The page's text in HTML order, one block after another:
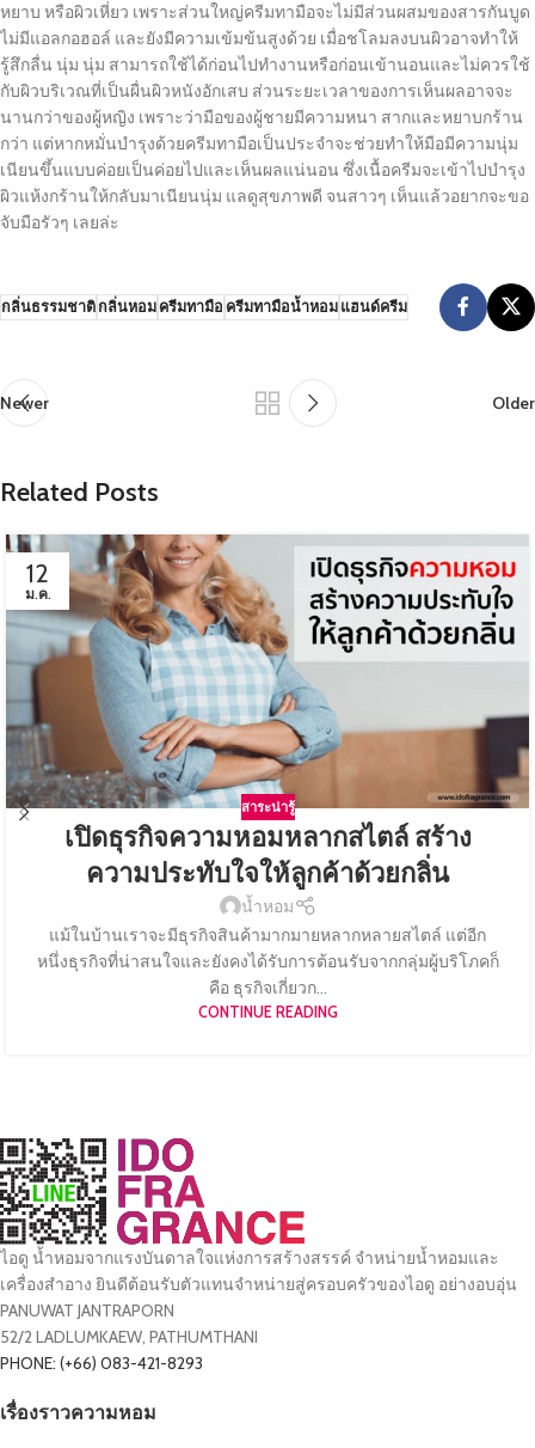
หยาบ หรือผิวเหี่ยว เพราะส่วนใหญ่ครีมทามือจะไม่มีส่วนผสมของสารกันบูด
ไม่มีแอลกอฮอล์ และยังมีความเข้มข้นสูงด้วย เมื่อชโลมลงบนผิวอาจทำให้
รู้สึกลื่น นุ่ม นุ่ม สามารถใช้ได้ก่อนไปทำงานหรือก่อนเข้านอนและไม่ควรใช้
กับผิวบริเวณที่เป็นผื่นผิวหนังอักเสบ ส่วนระยะเวลาของการเห็นผลอาจจะ
นานกว่าของผู้หญิง เพราะว่ามือของผู้ชายมีความหนา สากและหยาบกร้าน
กว่า แต่หากหมั่นบำรุงด้วยครีมทามือเป็นประจำจะช่วยทำให้มือมีความนุ่ม
เนียนขึ้นแบบค่อยเป็นค่อยไปและเห็นผลแน่นอน ซึ่งเนื้อครีมจะเข้าไปบำรุง
ผิวแห้งกร้านให้กลับมาเนียนนุ่ม แลดูสุขภาพดี จนสาวๆ เห็นแล้วอยากจะขอ
จับมือรัวๆ เลยล่ะ
กลิ่นธรรมชาติกลิ่นหอมครีมทามือ ครีมทามือน้ำหอมแฮนด์ครีม
Newer Older
Related Posts
12
ม.ค.
สาระน่ารู้
เปิดธุรกิจความหอมหลากสไตล์ สร้าง
ความประทับใจให้ลูกค้าด้วยกลิ่น
น้ำหอม
แม้ในบ้านเราจะมีธุรกิจสินค้ามากมายหลากหลายสไตล์ แต่อีก
หนึ่งธุรกิจที่น่าสนใจและยังคงได้รับการต้อนรับจากกลุ่มผู้บริโภคก็
คือ ธุรกิจเกี่ยวก...
CONTINUE READING
ไอดู น้ำหอมจากแรงบันดาลใจแห่งการสร้างสรรค์ จำหน่ายน้ำหอมและ
เครื่องสำอาง ยินดีต้อนรับตัวแทนจำหน่ายสู่ครอบครัวของไอดู อย่างอบอุ่น
PANUWAT JANTRAPORN
52/2 LADLUMKAEW, PATHUMTHANI
PHONE: (+66) 083-421-8293
เรื่องราวความหอม